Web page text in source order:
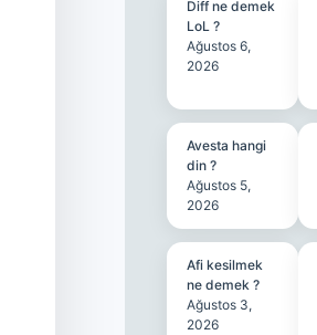
Diff ne demek
LoL ?
Ağustos 6,
2026
Avesta hangi
din ?
Ağustos 5,
2026
Afi kesilmek
ne demek ?
Ağustos 3,
2026